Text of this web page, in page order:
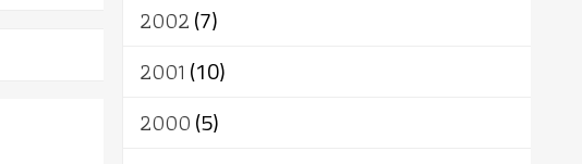
2002(7)
2001 (10)
2000(5)